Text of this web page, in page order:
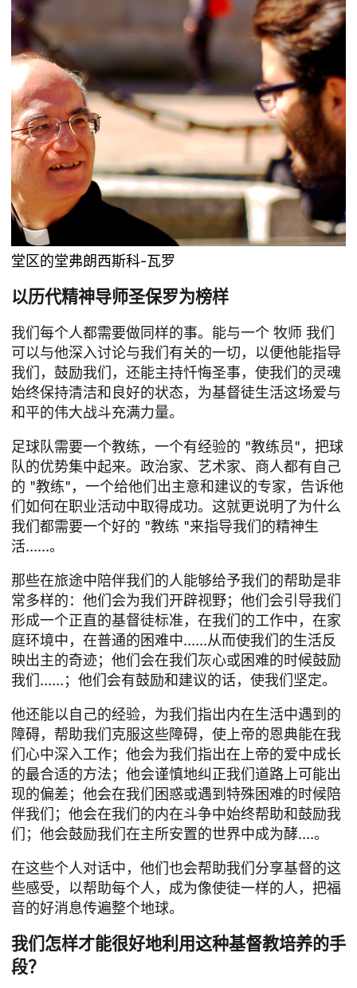
堂区的堂弗朗西斯科-瓦罗
以历代精神导师圣保罗为榜样
我们每个人都需要做同样的事。能与一个 牧师 我们
可以与他深入讨论与我们有关的一切，以便他能指导
我们，鼓励我们，还能主持忏悔圣事，使我们的灵魂
始终保持清洁和良好的状态，为基督徒生活这场爱与
和平的伟大战斗充满力量。
足球队需要一个教练，一个有经验的 "教练员"，把球
队的优势集中起来。政治家、艺术家、商人都有自己
的 "教练"，一个给他们出主意和建议的专家，告诉他
们如何在职业活动中取得成功。这就更说明了为什么
我们都需要一个好的 "教练 "来指导我们的精神生
活......。
那些在旅途中陪伴我们的人能够给予我们的帮助是非
常多样的：他们会为我们开辟视野；他们会引导我们
形成一个正直的基督徒标准，在我们的工作中，在家
庭环境中，在普通的困难中......从而使我们的生活反
映出主的奇迹；他们会在我们灰心或困难的时候鼓励
我们......；他们会有鼓励和建议的话，使我们坚定。
他还能以自己的经验，为我们指出内在生活中遇到的
障碍，帮助我们克服这些障碍，使上帝的恩典能在我
们心中深入工作；他会为我们指出在上帝的爱中成长
的最合适的方法；他会谨慎地纠正我们道路上可能出
现的偏差；他会在我们困惑或遇到特殊困难的时候陪
伴我们；他会在我们的内在斗争中始终帮助和鼓励我
们；他会鼓励我们在主所安置的世界中成为酵....。
在这些个人对话中，他们也会帮助我们分享基督的这
些感受，以帮助每个人，成为像使徒一样的人，把福
音的好消息传遍整个地球。
我们怎样才能很好地利用这种基督教培养的手
段？